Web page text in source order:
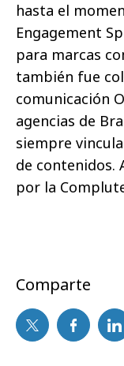
hasta el
Engagement
para marcas
también fue
comunicación
agencias de
siempre
de contenidos.
por la
Comparte